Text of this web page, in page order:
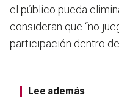
el público pueda
consideran que “no
participación dentro de
Lee además